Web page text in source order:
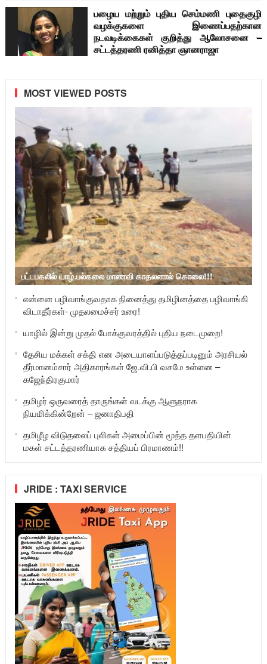
பழைய மற்றும் புதிய செம்மணி புதைகுழி
வழக்குகளை இணைப்பதற்கான
நடவடிக்கைகள் குறித்து ஆலோசனை –
சட்டத்தரணி ரனித்தா ஞானராஜா
MOST VIEWED POSTS
பட்டபகலில் யாழ்.பல்கலை மாணவி காதலனால் கொலை!!!
என்னை பழிவாங்குவதாக நினைத்து தமிழினத்தை பழிவாங்கி
விடாதீர்கள்- முதலமைச்சர் உரை!
யாழில் இன்று முதல் போக்குவரத்தில் புதிய நடைமுறை!
தேசிய மக்கள் சக்தி என அடையாளப்படுத்தப்படினும் அரசியல்
தீர்மானம்சார் அதிகாரங்கள் ஜே.வி.பி வசமே உள்ளன –
கஜேந்திரகுமார்
தமிழர் ஒருவரைத் தாருங்கள் வடக்கு ஆளுநராக
நியமிக்கின்றேன் – ஜனாதிபதி
தமிழீழ விடுதலைப் புலிகள் அமைப்பின் மூத்த தளபதியின்
மகள் சட்டத்தரணியாக சத்தியப் பிரமாணம்!!
JRIDE : TAXI SERVICE